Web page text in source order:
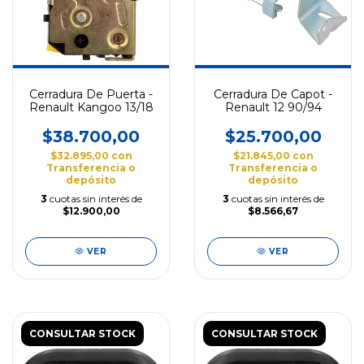
Cerradura De Puerta -
Renault Kangoo 13/18
$38.700,00
$32.895,00 con
Transferencia o
depósito
3 cuotas sin interés de
$12.900,00
VER
Cerradura De Capot -
Renault 12 90/94
$25.700,00
$21.845,00 con
Transferencia o
depósito
3 cuotas sin interés de
$8.566,67
VER
CONSULTAR STOCK CONSULTAR STOCK